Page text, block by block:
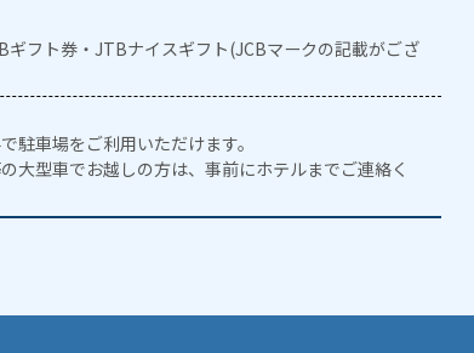
ギフト券・JTBナイスギフト(JCBマークの記載がござ
駐車場をご利用いただけます。
大型車でお越しの方は、事前にホテルまでご連絡く